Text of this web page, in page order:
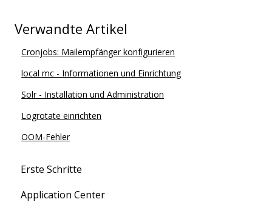
Verwandte Artikel
Cronjobs: Mailempfänger konfigurieren
local mc - Informationen und Einrichtung
Solr - Installation und Administration
Logrotate einrichten
OOM-Fehler
Erste Schritte
Migration zu maxcluster
Application Center